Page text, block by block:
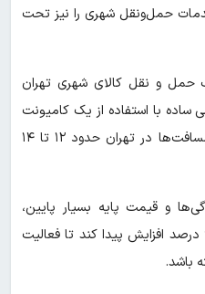
حمل‌ونقل شهری را نیز تحت
حمل و نقل کالای شهری تهران
با استفاده از یک کامیونت
(خاور) و کارگر، برای نزدیک‌ترین مسافت‌ها در تهران حدود ۱۲ تا ۱۴
و قیمت پایه بسیار پایین،
تعرفه‌ها باید حداقل بین ۸۰ تا ۹۰ درصد افزایش پیدا کند تا فعالیت
باشد.